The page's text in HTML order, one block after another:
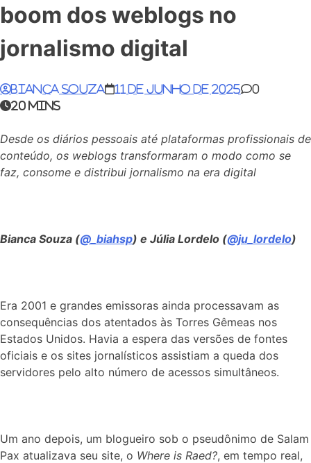
boom dos weblogs no
jornalismo digital
Bianca Souza 11 de junho de 2025
0
20 mins
Desde os diários pessoais até plataformas profissionais de
conteúdo, os weblogs transformaram o modo como se
faz, consome e distribui jornalismo na era digital
Bianca Souza (@_biahsp) e Júlia Lordelo (@ju_lordelo)
Era 2001 e grandes emissoras ainda processavam as
consequências dos atentados às Torres Gêmeas nos
Estados Unidos. Havia a espera das versões de fontes
oficiais e os sites jornalísticos assistiam a queda dos
servidores pelo alto número de acessos simultâneos.
Um ano depois, um blogueiro sob o pseudônimo de Salam
Pax atualizava seu site, o Where is Raed?, em tempo real,